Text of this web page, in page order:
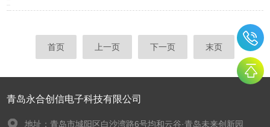
水平后形成的一类产品以及相关的服务。全自动
洗瓶机即需要高新也需要常规的生产设备和工艺
技术，不仅需要拥有针对客户要求的解决方案，
而且要负责安装、调试及技术服务等内容，不同
首页 上一页 下一页 末页
青岛永合创信电子科技有限公司
地址：青岛市城阳区白沙湾路6号均和云谷·青岛未来创新园